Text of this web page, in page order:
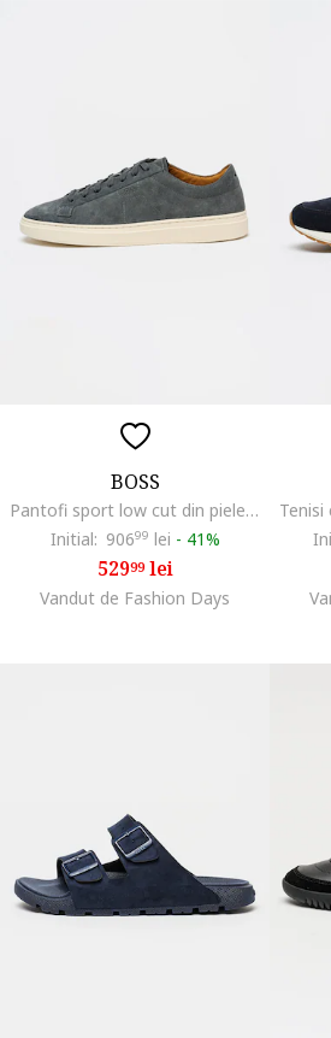
BOSS
Pantofi sport low cut din piele intoarsa cu logo discret Kieran, Gri inchis
Initial: 90699 lei - 41%
52999lei
Vandut de Fashion Days